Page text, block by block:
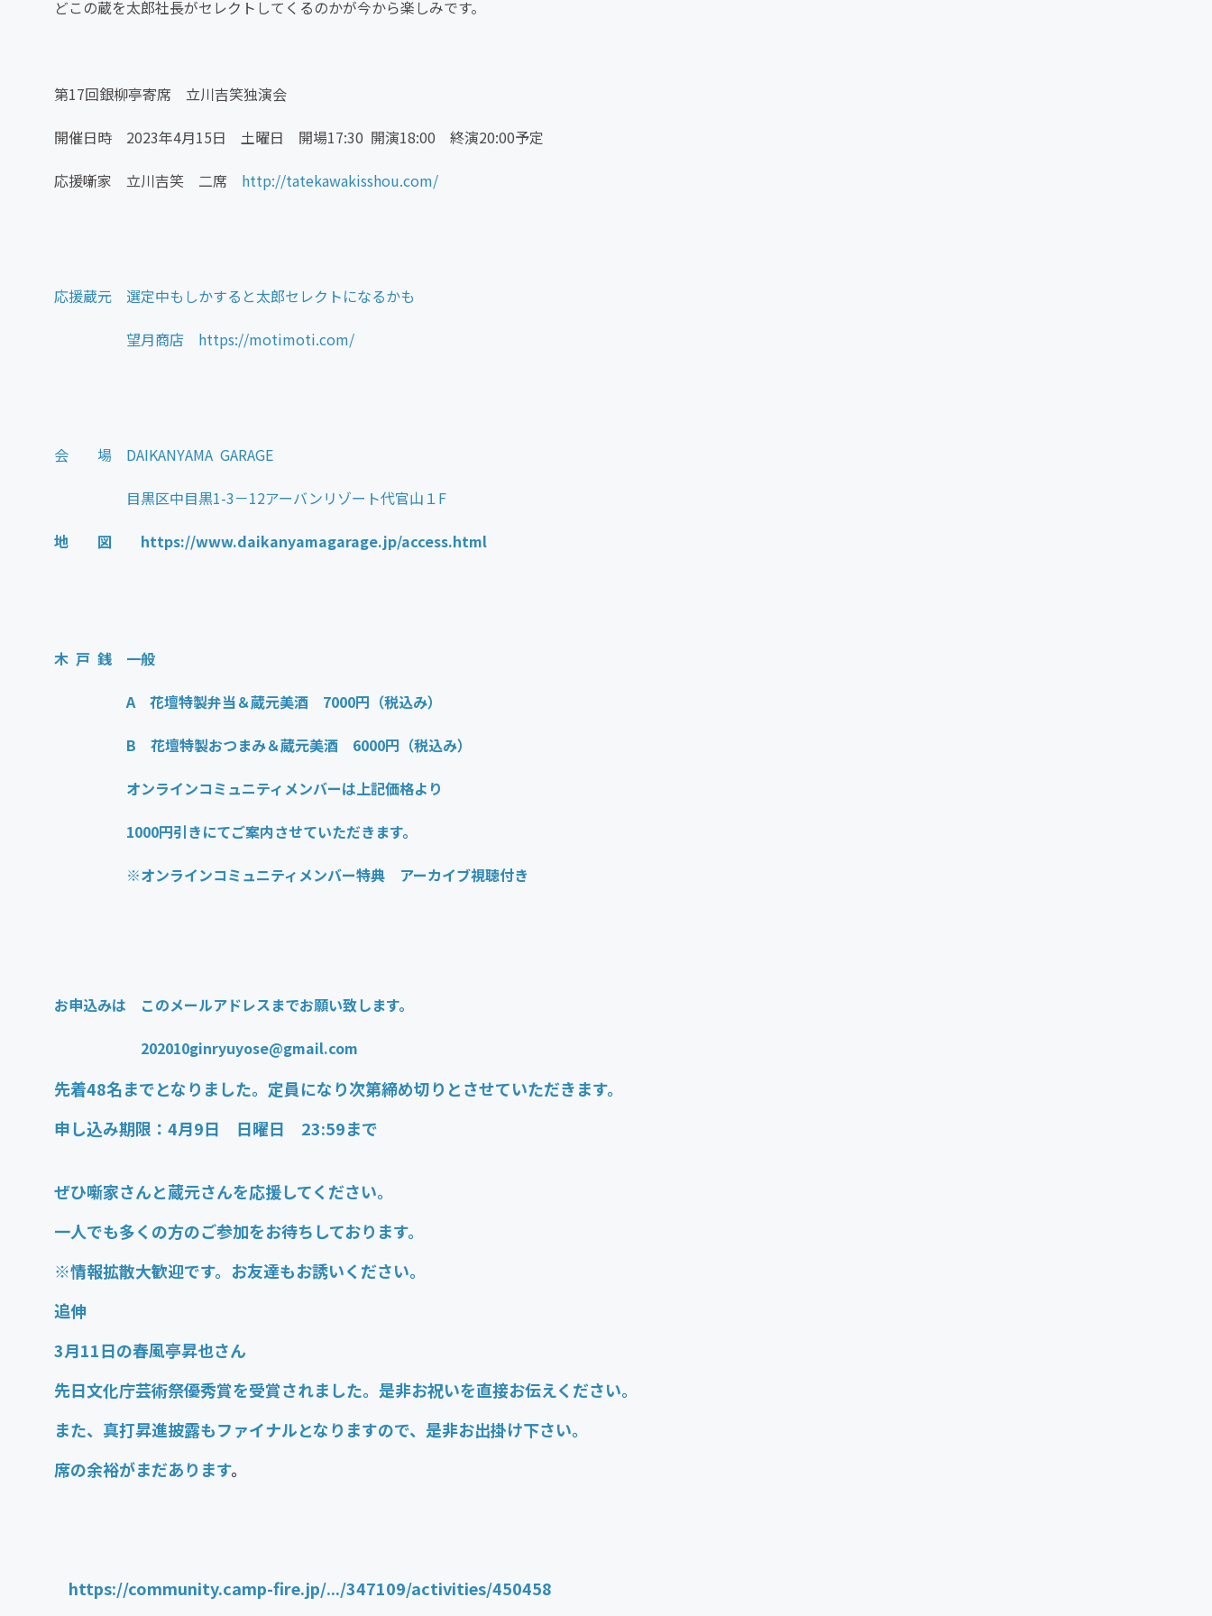
どこの蔵を太郎社長がセレクトしてくるのかが今から楽しみです。
第17回銀柳亭寄席 立川吉笑独演会
開催日時 2023年4月15日 土曜日 開場17:30 開演18:00 終演20:00予定
応援噺家 立川吉笑 二席
http://tatekawakisshou.com/
応援蔵元 選定中もしかすると太郎セレクトになるかも
望月商店
https://motimoti.com/
会 場 DAIKANYAMA GARAGE
目黒区中目黒1-3－12アーバンリゾート代官山１F
地 図
https://www.daikanyamagarage.jp/access.html
木 戸 銭 一般
A 花壇特製弁当＆蔵元美酒 7000円（税込み）
B 花壇特製おつまみ＆蔵元美酒 6000円（税込み）
オンラインコミュニティメンバーは上記価格より
1000円引きにてご案内させていただきます。
※オンラインコミュニティメンバー特典 アーカイブ視聴付き
お申込みは このメールアドレスまでお願い致します。
202010ginryuyose@gmail.com
先着48名までとなりました。定員になり次第締め切りとさせていただきます。
申し込み期限：4月9日 日曜日 23:59まで
ぜひ噺家さんと蔵元さんを応援してください。
一人でも多くの方のご参加をお待ちしております。
※情報拡散大歓迎です。お友達もお誘いください。
追伸
3月11日の春風亭昇也さん
先日文化庁芸術祭優秀賞を受賞されました。是非お祝いを直接お伝えください。
また、真打昇進披露もファイナルとなりますので、是非お出掛け下さい。
席の余裕がまだあります。
https://community.camp-fire.jp/.../347109/activities/450458